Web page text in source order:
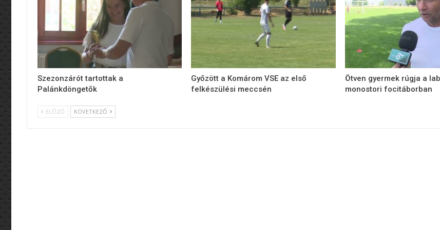
Szezonzárót tartottak a
Palánkdöngetők
Győzött a Komárom VSE az első
felkészülési meccsén
Ötven gyermek rúgja a
monostori focitáborban
ELŐZŐ KÖVETKEZŐ